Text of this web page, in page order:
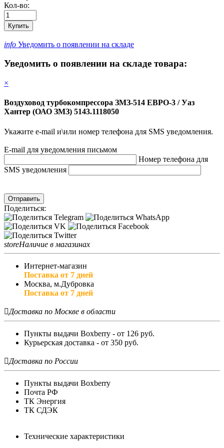
Кол-во:
Купить
info Уведомить о появлении на складе
Уведомить о появлении на складе товара:
×
Воздуховод турбокомпрессора ЗМЗ-514 ЕВРО-3 / Уаз
Хантер (ОАО ЗМЗ) 5143.1118050
Укажите e-mail и\или номер телефона для SMS уведомления.
E-mail для уведомления письмом
Номер телефона для
SMS уведомления
Отправить
Поделиться:
storeНаличие в магазинах
Интернет-магазин
Поставка от 7 дней
Москва, м.Дубровка
Поставка от 7 дней
Доставка по Москве в области
Пункты выдачи Boxberry - от 126 руб.
Курьерская доставка - от 350 руб.
Доставка по России
Пункты выдачи Boxberry
Почта РФ
ТК Энергия
ТК СДЭК
Технические характеристики